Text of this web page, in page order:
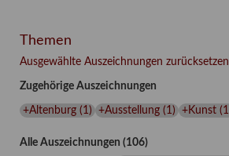
am
Museum
Altenburg
Gastbeitrag
Themen
Ausgewählte Auszeichnungen zurücksetzen
Zugehörige Auszeichnungen
+Altenburg(1 ) +Ausstellung(1 ) +Kunst(1
Alle Auszeichnungen (106)